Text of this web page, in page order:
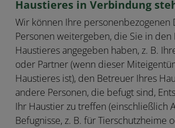
Haustieres in Verbindung
Wir können Ihre personenbezogenen
Personen weitergeben, die Sie in den
Haustieres angegeben haben, z. B.
oder Partner (wenn dieser
Haustieres ist), den Betreuer Ihres
andere Personen, die befugt sind,
Ihr Haustier zu treffen (einschließlich
Befugnisse, z. B. für Tierschutzheime